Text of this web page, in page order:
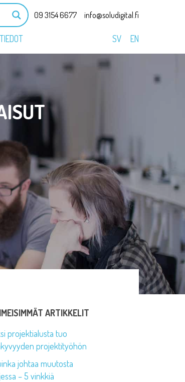
09 3154 6677 info@soludigital.fi
EN
SV
ARTIKKELIT
projektialusta tuo
projektityöhön
johtaa muutosta
– 5 vinkkiä